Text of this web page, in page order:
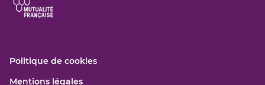
Politique de cookies(ouvre
Mentions légales(ouvre